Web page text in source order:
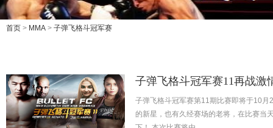
首页 > MMA > 子弹飞格斗冠军赛
子弹飞格斗冠军赛11再战激
子弹飞格斗冠军赛第11期比赛即将于10
的新星，也有久经赛场的老将，在比赛当